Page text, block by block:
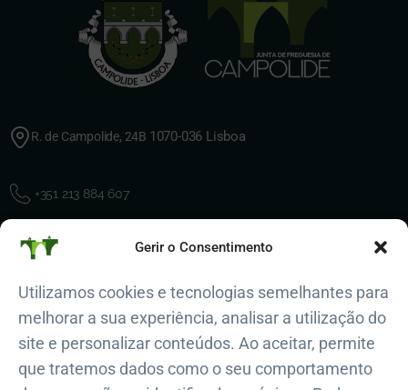
Gerir o Consentimento
Utilizamos cookies e tecnologias semelhantes para
melhorar a sua experiência, analisar a utilização do
site e personalizar conteúdos. Ao aceitar, permite
que tratemos dados como o seu comportamento
R. de Campolide, 24B 1070-036 Lisboa
+351 213 884 607
geral@jf-campolide.pt
Polícia de Seg. Pública
+351 217 654 242
Polícia Municipal de Lisboa